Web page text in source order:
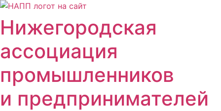
Перейти
содержимому
Нижегородская
ассоциация
промышленников
и предпринимателей